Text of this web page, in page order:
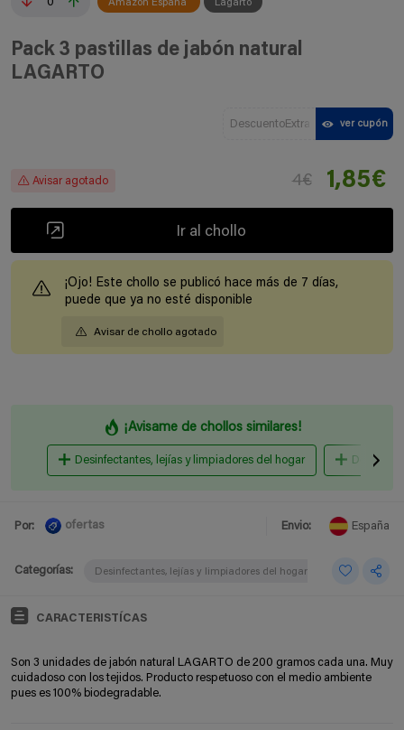
0 Amazon España Lagarto
Pack 3 pastillas de jabón natural
LAGARTO
DescuentoExtra ver cupón
Avisar agotado 4€ 1,85€
Ir al chollo
¡Ojo! Este chollo se publicó hace más de 7 días,
puede que ya no esté disponible
Avisar de chollo agotado
¡Avisame de chollos similares!
Desinfectantes, lejías y limpiadores del hogar
Por: ofertas Envio: España
Categorías: Desinfectantes, lejías y limpiadores del hogar
CARACTERISTÍCAS
Son 3 unidades de jabón natural LAGARTO de 200 gramos cada una. Muy
cuidadoso con los tejidos. Producto respetuoso con el medio ambiente
pues es 100% biodegradable.